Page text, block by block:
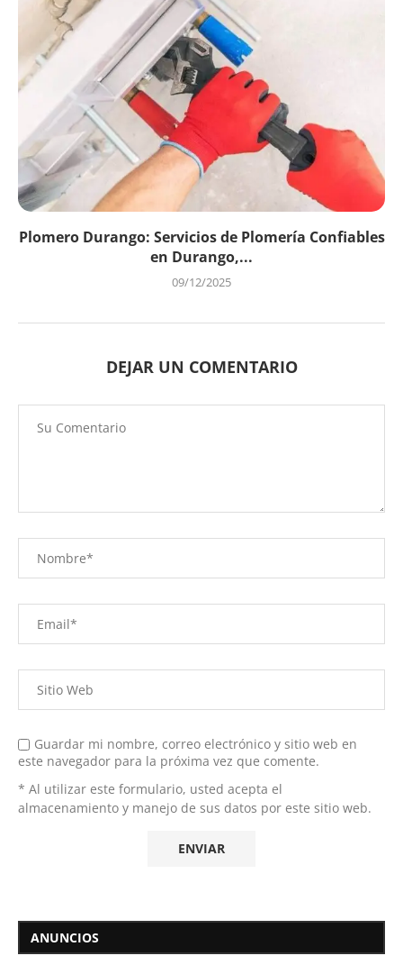
Plomero Durango: Servicios de Plomería Confiables
en Durango,...
09/12/2025
DEJAR UN COMENTARIO
Guardar mi nombre, correo electrónico y sitio web en
este navegador para la próxima vez que comente.
* Al utilizar este formulario, usted acepta el
almacenamiento y manejo de sus datos por este sitio web.
ANUNCIOS